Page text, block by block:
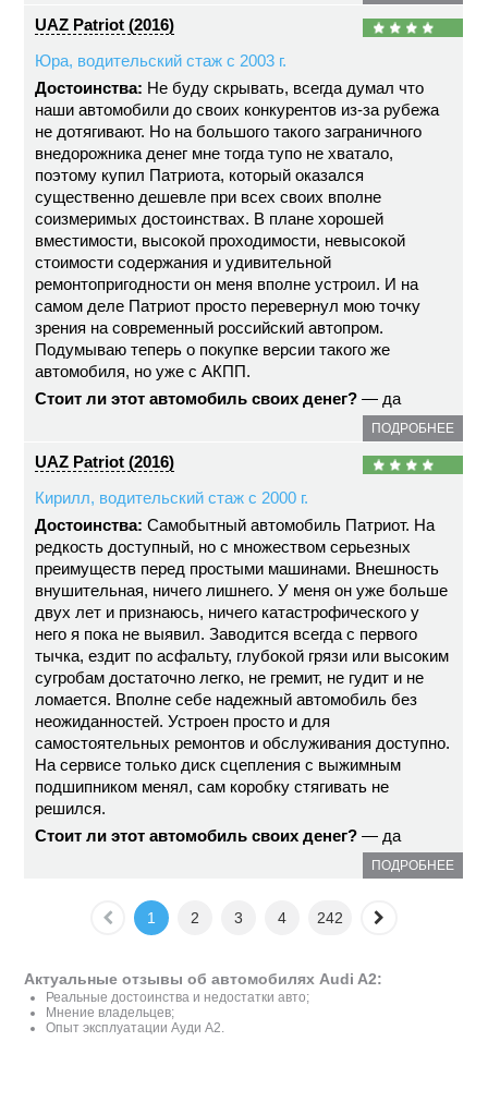
UAZ Patriot (2016)
Юра, водительский стаж с 2003 г.
Достоинства: Не буду скрывать, всегда думал что
наши автомобили до своих конкурентов из-за рубежа
не дотягивают. Но на большого такого заграничного
внедорожника денег мне тогда тупо не хватало,
поэтому купил Патриота, который оказался
существенно дешевле при всех своих вполне
соизмеримых достоинствах. В плане хорошей
вместимости, высокой проходимости, невысокой
стоимости содержания и удивительной
ремонтопригодности он меня вполне устроил. И на
самом деле Патриот просто перевернул мою точку
зрения на современный российский автопром.
Подумываю теперь о покупке версии такого же
автомобиля, но уже с АКПП.
Стоит ли этот автомобиль своих денег? — да
ПОДРОБНЕЕ
UAZ Patriot (2016)
Кирилл, водительский стаж с 2000 г.
Достоинства: Самобытный автомобиль Патриот. На
редкость доступный, но с множеством серьезных
преимуществ перед простыми машинами. Внешность
внушительная, ничего лишнего. У меня он уже больше
двух лет и признаюсь, ничего катастрофического у
него я пока не выявил. Заводится всегда с первого
тычка, ездит по асфальту, глубокой грязи или высоким
сугробам достаточно легко, не гремит, не гудит и не
ломается. Вполне себе надежный автомобиль без
неожиданностей. Устроен просто и для
самостоятельных ремонтов и обслуживания доступно.
На сервисе только диск сцепления с выжимным
подшипником менял, сам коробку стягивать не
решился.
Стоит ли этот автомобиль своих денег? — да
ПОДРОБНЕЕ
1 2 3 4 242
Актуальные отзывы об автомобилях Audi A2:
Реальные достоинства и недостатки авто;
Мнение владельцев;
Опыт эксплуатации Ауди A2.